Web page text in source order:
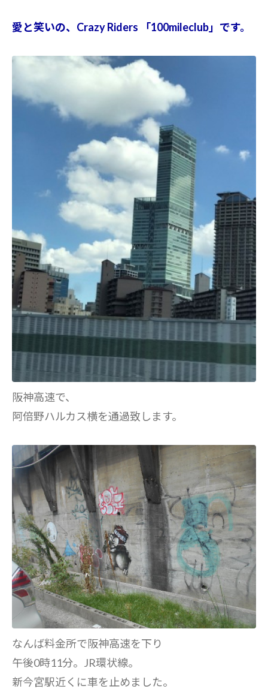
愛と笑いの、Crazy Riders 「100mileclub」です。
阪神高速で、
阿倍野ハルカス横を通過致します。
なんば料金所で阪神高速を下り
午後0時11分。JR環状線。
新今宮駅近くに車を止めました。